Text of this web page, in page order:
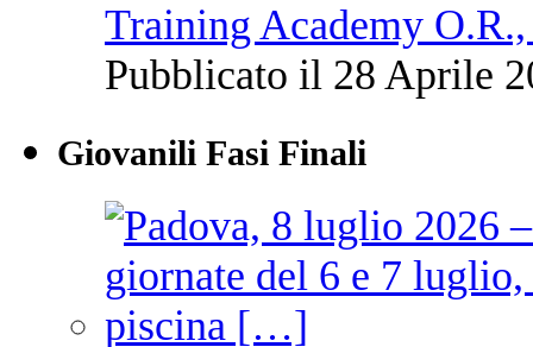
Training Academy
Pubblicato il 28 Aprile
Giovanili Fasi Finali